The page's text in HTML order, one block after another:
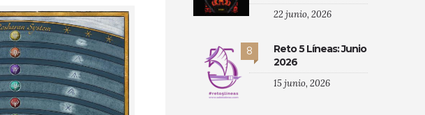
22 junio, 2026
8
Reto 5 Líneas: Junio
2026
15 junio, 2026